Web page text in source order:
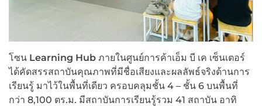
โซน Learning Hub ภายในศูนย์การค้าเอ็ม บี เค เซ็นเตอร์
ได้คัดสรรสถาบันคุณภาพที่มีชื่อเสียงและผลลัพธ์จริงด้านการ
เรียนรู้ มาไว้ในพื้นที่เดียว ครอบคลุมชั้น 4 – ชั้น 6 บนพื้นที่
กว่า 8,100 ตร.ม. มีสถาบันการเรียนรู้รวม 41 สถาบัน อาทิ